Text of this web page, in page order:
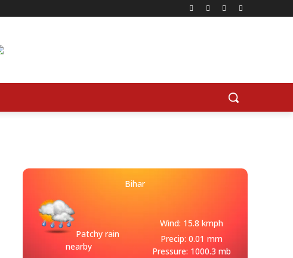
Bihar
Patchy rain
nearby
Wind: 15.8 kmph
Precip: 0.01 mm
Pressure: 1000.3 mb